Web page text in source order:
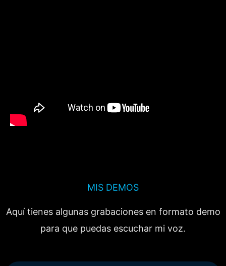
MIS DEMOS
Aquí tienes algunas grabaciones en formato demo
para que puedas escuchar mi voz.